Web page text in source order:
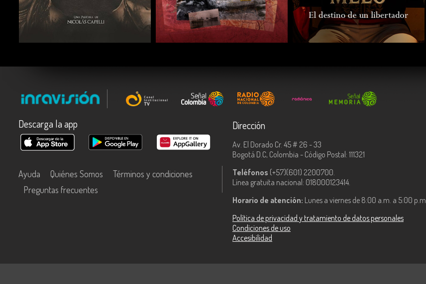
COMPARTIR COMPARTIR
Descarga la app
Ayuda Quiénes Somos
Términos y condiciones
Preguntas frecuentes
Dirección
Av. El Dorado Cr. 45 # 26 - 33
Bogotá D.C, Colombia - Código Postal: 111321
Teléfonos (+57)(601) 2200700.
Línea gratuita nacional: 018000123414.
Horario de atención: Lunes a viernes de 8:00 a.m. a 5:00 p.m.
Política de privacidad y tratamiento de datos personales
Condiciones de uso
Accesibilidad